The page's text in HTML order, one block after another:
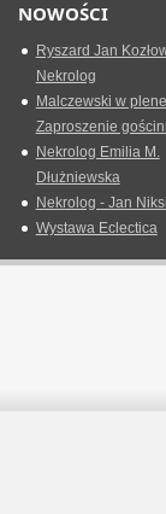
NOWOŚCI
Ryszard Jan
Nekrolog
Malczewski w
Zaproszenie
Nekrolog Emilia M.
Dłużniewska
Nekrolog - Jan
Wystawa Eclectica